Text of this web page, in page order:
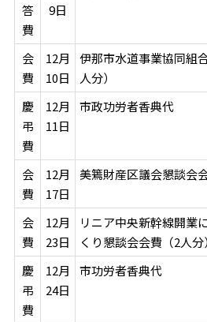
答
費
9日
会
費
12月
10日
伊那市水道事業協同組
人分）
慶
弔
費
12月
11日
市政功労者香典代
会
費
12月
17日
美篶財産区議会懇談会
会
費
12月
23日
リニア中央新幹線開業
くり懇談会会費（2人分）
慶
弔
費
12月
24日
市功労者香典代